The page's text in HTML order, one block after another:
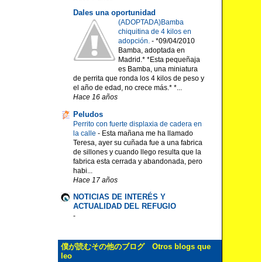
Dales una oportunidad
(ADOPTADA)Bamba
chiquitina de 4 kilos en
adopción. - *09/04/2010
Bamba, adoptada en
Madrid.* *Esta pequeñaja
es Bamba, una miniatura
de perrita que ronda los 4 kilos de peso y
el año de edad, no crece más.* *...
Hace 16 años
Peludos
Perrito con fuerte displaxia de cadera en
la calle - Esta mañana me ha llamado
Teresa, ayer su cuñada fue a una fabrica
de sillones y cuando llego resulta que la
fabrica esta cerrada y abandonada, pero
habi...
Hace 17 años
NOTICIAS DE INTERÉS Y
ACTUALIDAD DEL REFUGIO
-
僕が読むその他のブログ Otros blogs que
leo